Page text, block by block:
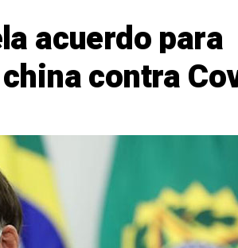
acuerdo para
contra